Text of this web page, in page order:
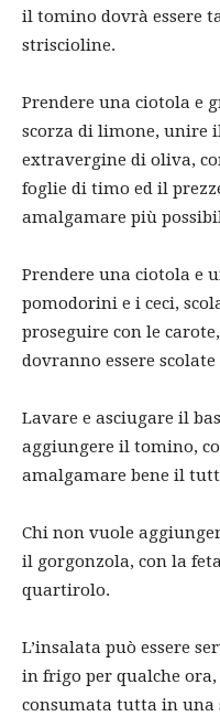
il tomino dovrà essere
striscioline.
Prendere una ciotola e
scorza di limone, unire
extravergine di oliva,
foglie di timo ed il
amalgamare più
Prendere una ciotola e
pomodorini e i ceci,
proseguire con le
dovranno essere scolate
Lavare e asciugare il
aggiungere il tomino,
amalgamare bene il
Chi non vuole
il gorgonzola, con la
quartirolo.
L’insalata può essere
in frigo per qualche ora,
consumata tutta in una